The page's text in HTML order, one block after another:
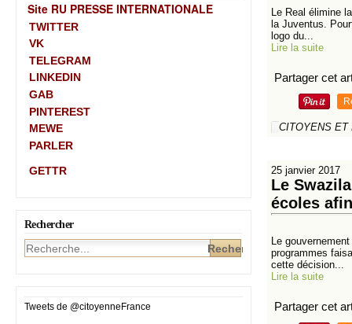
Site RU PRESSE INTERNATIONALE
TWITTER
VK
TELEGRAM
LINKEDIN
GAB
PINTEREST
MEWE
PARLER
GETTR
Rechercher
Tweets de @citoyenneFrance
Le Real élimine
la Juventus.
logo du...
Lire la suite
Partager cet
CITOYENS ET
25 janvier 2017
Le
écoles
Le
programmes
cette décision...
Lire la suite
Partager cet